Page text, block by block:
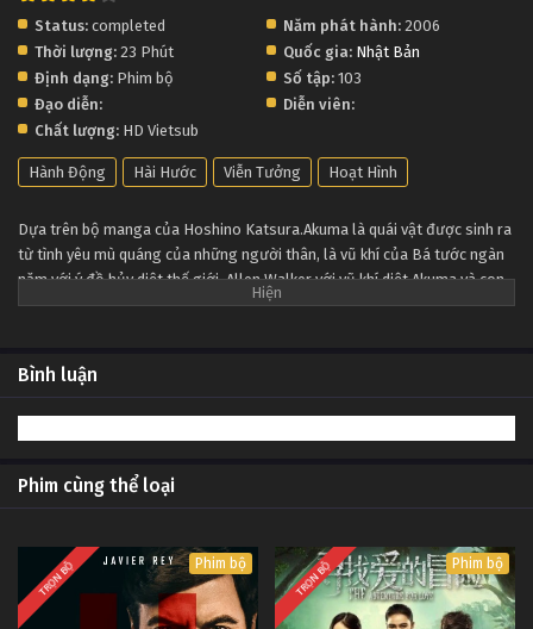
D.Gray-man Tập Tập 10
D.Gray-man Tập Tập 9
D.Gray-man Tập Tập 8
Tập Tập 6
D.Gray-man Tập Tập 5
Tập Tập 5
Status: completed Năm phát hành: 2006
Thời lượng: 23 Phút Quốc gia: Nhật Bản
Định dạng: Phim bộ Số tập: 103
Đạo diễn:
Diễn viên:
Chất lượng: HD Vietsub
Hành Động Hài Hước Viễn Tưởng Hoạt Hình
Dựa trên bộ manga của Hoshino Katsura.Akuma là quái vật được sinh ra
từ tình yêu mù quáng của những người thân, là vũ khí của Bá tước ngàn
năm với ý đồ hủy diệt thế giới. Allen Walker với vũ khí diệt Akuma và con
mắt có thể nhìn thấy linh hồn Akuma đã tham gia một tổ chức có tên là
Bình luận
Phim cùng thể loại
TRỌN BỘ Phim bộ TRỌN BỘ Phim bộ